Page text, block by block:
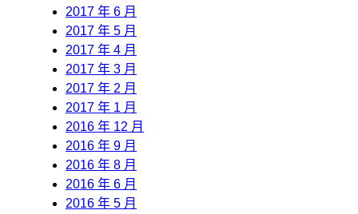
2017 年 6 月
2017 年 5 月
2017 年 4 月
2017 年 3 月
2017 年 2 月
2017 年 1 月
2016 年 12 月
2016 年 9 月
2016 年 8 月
2016 年 6 月
2016 年 5 月